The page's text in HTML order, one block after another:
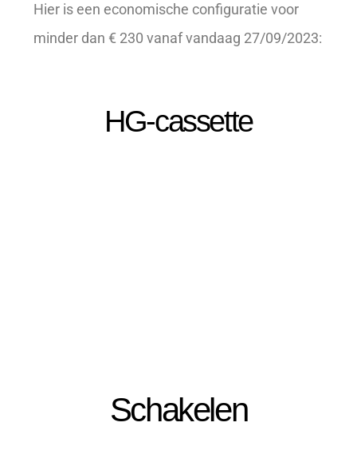
Hier is een economische configuratie voor
minder dan € 230 vanaf vandaag 27/09/2023:
HG-cassette
Schakelen